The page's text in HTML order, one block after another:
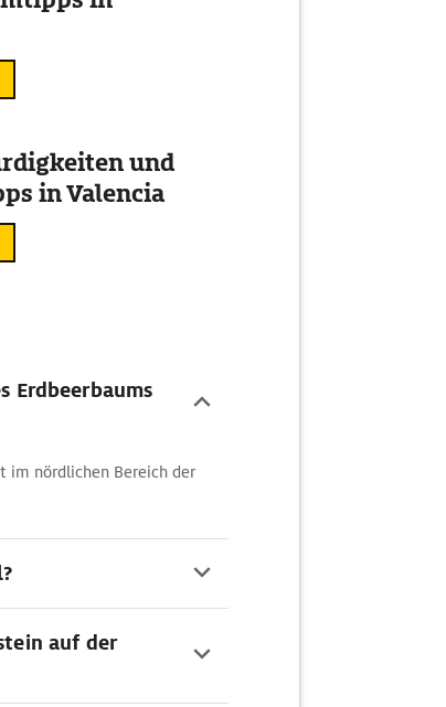
und
in Valencia
Erdbeerbaums
im nördlichen Bereich der
auf der